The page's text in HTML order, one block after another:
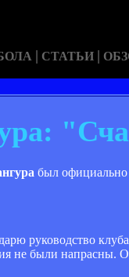
| СТАТЬИ |
был официально
руководство
не были